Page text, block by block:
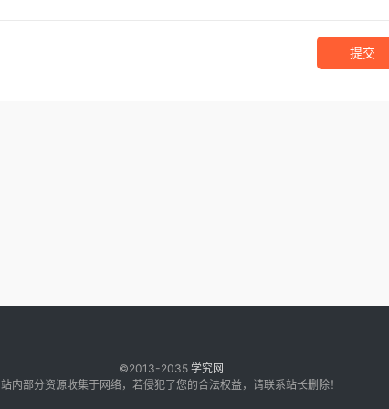
提交
©2013-2035 学究网
站内部分资源收集于网络，若侵犯了您的合法权益，请联系站长删除！